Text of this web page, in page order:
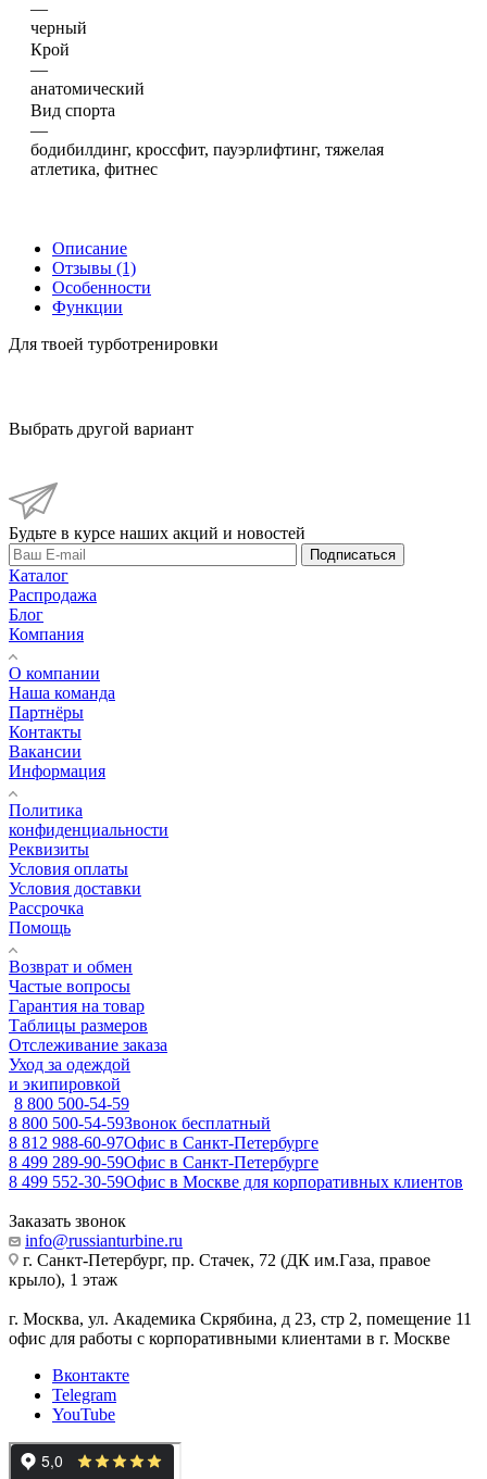
—
черный
Крой
—
анатомический
Вид спорта
—
бодибилдинг, кроссфит, пауэрлифтинг, тяжелая
атлетика, фитнес
Описание
Отзывы (1)
Особенности
Функции
Для твоей турботренировки
Выбрать другой вариант
Будьте в курсе наших акций и новостей
Подписаться
Каталог
Распродажа
Блог
Компания
О компании
Наша команда
Партнёры
Контакты
Вакансии
Информация
Политика
конфиденциальности
Реквизиты
Условия оплаты
Условия доставки
Рассрочка
Помощь
Возврат и обмен
Частые вопросы
Гарантия на товар
Таблицы размеров
Отслеживание заказа
Уход за одеждой
и экипировкой
8 800 500-54-59
8 800 500-54-59Звонок бесплатный
8 812 988-60-97Офис в Санкт-Петербурге
8 499 289-90-59Офис в Санкт-Петербурге
8 499 552-30-59Офис в Москве для корпоративных клиентов
Заказать звонок
info@russianturbine.ru
г. Санкт-Петербург, пр. Стачек, 72 (ДК им.Газа, правое
крыло), 1 этаж
г. Москва, ул. Академика Скрябина, д 23, стр 2, помещение 11
офис для работы с корпоративными клиентами в г. Москве
Вконтакте
Telegram
YouTube